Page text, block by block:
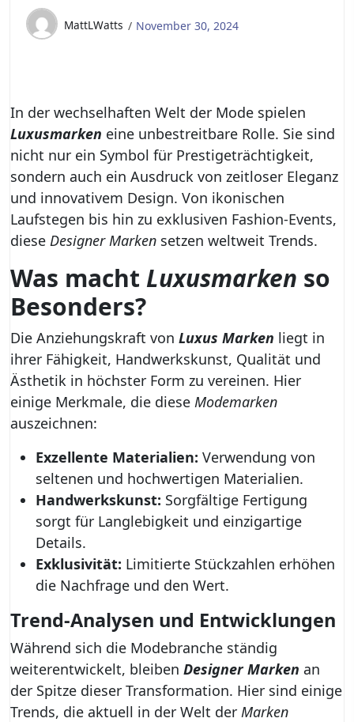
MattLWatts November 30, 2024
In der wechselhaften Welt der Mode spielen
Luxusmarken eine unbestreitbare Rolle. Sie sind
nicht nur ein Symbol für Prestigeträchtigkeit,
sondern auch ein Ausdruck von zeitloser Eleganz
und innovativem Design. Von ikonischen
Laufstegen bis hin zu exklusiven Fashion-Events,
diese Designer Marken setzen weltweit Trends.
Was macht Luxusmarken so
Besonders?
Die Anziehungskraft von Luxus Marken liegt in
ihrer Fähigkeit, Handwerkskunst, Qualität und
Ästhetik in höchster Form zu vereinen. Hier
einige Merkmale, die diese Modemarken
auszeichnen:
Exzellente Materialien: Verwendung von
seltenen und hochwertigen Materialien.
Handwerkskunst: Sorgfältige Fertigung
sorgt für Langlebigkeit und einzigartige
Details.
Exklusivität: Limitierte Stückzahlen erhöhen
die Nachfrage und den Wert.
Trend-Analysen und Entwicklungen
Während sich die Modebranche ständig
weiterentwickelt, bleiben Designer Marken an
der Spitze dieser Transformation. Hier sind einige
Trends, die aktuell in der Welt der Marken